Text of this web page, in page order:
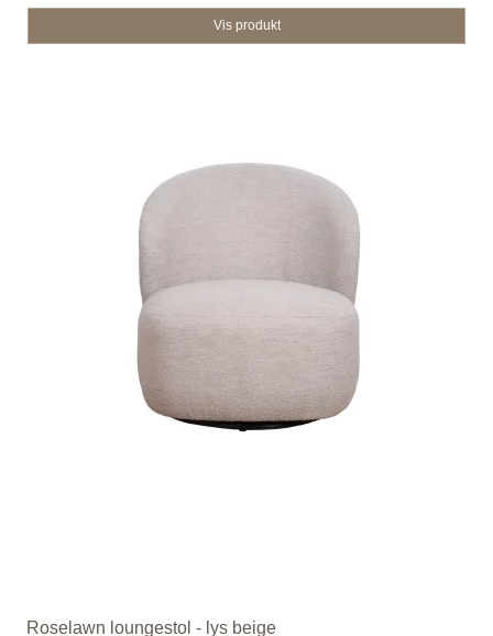
Vis produkt
Roselawn loungestol - lys beige